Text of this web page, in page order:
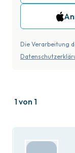
Die Verarbeitung
1 von 1